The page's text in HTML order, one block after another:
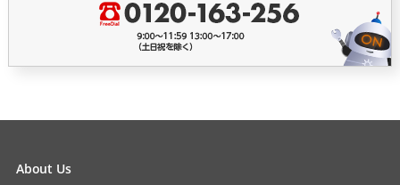
About Us